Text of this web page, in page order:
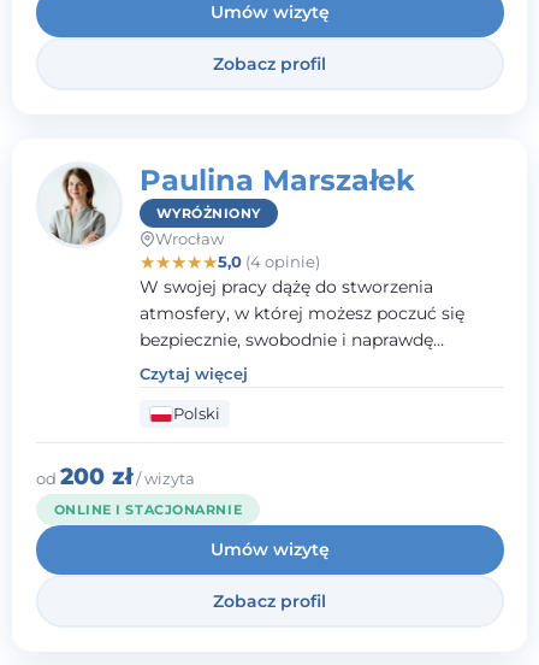
Umów wizytę
Zobacz profil
Paulina Marszałek
WYRÓŻNIONY
Wrocław
★★★★★5,0(4 opinie)
W swojej pracy dążę do stworzenia
atmosfery, w której możesz poczuć się
bezpiecznie, swobodnie i naprawdę
wysłuchany(-a). Zależy mi na
towarzyszeniu Ci w drodze do większego
dobrostanu, lepszego poznania siebie oraz
budowania wartościowych i
satysfakcjonujących relacji - zarówno z
innymi, jak i z samym sobą. Możliwość
bycia częścią tego procesu traktuję jako
duże wyróżnienie.
Czytaj więcej
Polski
od 200 zł/ wizyta
ONLINE I STACJONARNIE
Umów wizytę
Zobacz profil